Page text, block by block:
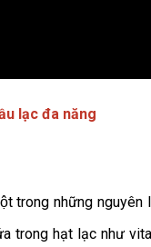
lạc đa năng
trong những nguyên
trong hạt lạc như